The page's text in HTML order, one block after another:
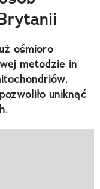
ośmioro
metodzie in
uniknąć